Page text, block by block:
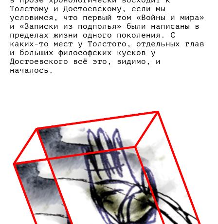
Толстому и Достоевскому, если мы
условимся, что первый том «Войны и мира»
и «Записки из подполья» были написаны в
пределах жизни одного поколения. С
каких-то мест у Толстого, отдельных глав
и больших философских кусков у
Достоевского всё это, видимо, и
началось.